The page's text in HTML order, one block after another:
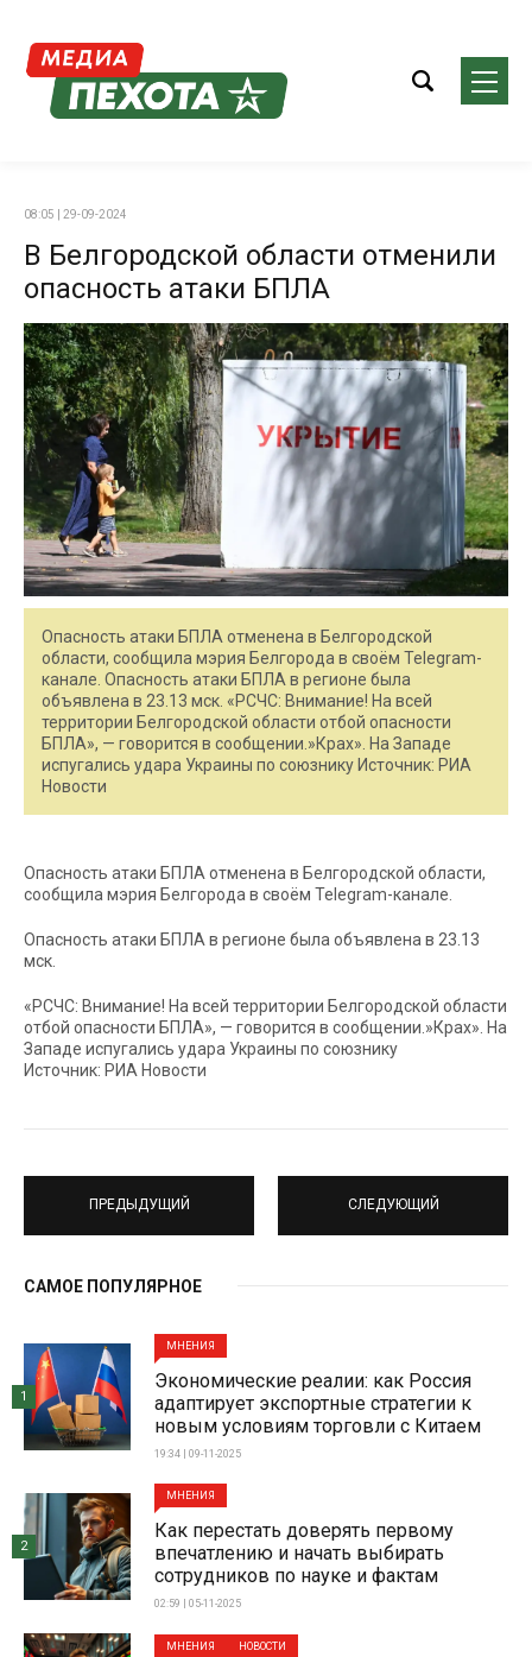
08:05 | 29-09-2024
В Белгородской области отменили
опасность атаки БПЛА
Опасность атаки БПЛА отменена в Белгородской
области, сообщила мэрия Белгорода в своём Telegram-
канале. Опасность атаки БПЛА в регионе была
объявлена в 23.13 мск. «РСЧС: Внимание! На всей
территории Белгородской области отбой опасности
БПЛА», — говорится в сообщении.»Крах». На Западе
испугались удара Украины по союзнику Источник: РИА
Новости
Опасность атаки БПЛА отменена в Белгородской области,
сообщила мэрия Белгорода в своём Telegram-канале.
Опасность атаки БПЛА в регионе была объявлена в 23.13
мск.
«РСЧС: Внимание! На всей территории Белгородской области
отбой опасности БПЛА», — говорится в сообщении.»Крах». На
Западе испугались удара Украины по союзнику
Источник: РИА Новости
ПРЕДЫДУЩИЙ СЛЕДУЮЩИЙ
САМОЕ ПОПУЛЯРНОЕ
МНЕНИЯ
Экономические реалии: как Россия
адаптирует экспортные стратегии к
новым условиям торговли с Китаем
19:34 | 09-11-2025
1
МНЕНИЯ
Как перестать доверять первому
впечатлению и начать выбирать
сотрудников по науке и фактам
02:59 | 05-11-2025
2
МНЕНИЯ НОВОСТИ